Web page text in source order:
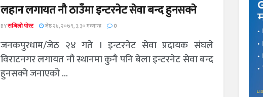
लहान लगायत नौ ठाउँमा इन्टरनेट सेवा बन्द हुनसक्ने
BYसजिलो पोस्ट जेष्ठ २४, २०७९, ३:३० मध्यान्ह 0
जनकपुरधाम/जेठ २४ गते । इन्टरनेट सेवा प्रदायक संघले
विराटनगर लगायत नौ स्थानमा कुनै पनि बेला इन्टरनेट सेवा बन्द
हुनसक्ने जनाएको ...